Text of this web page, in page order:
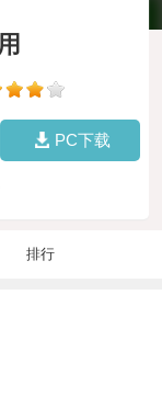
PC下载
排行